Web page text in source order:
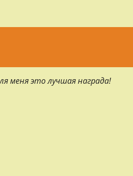
меня это лучшая награда!